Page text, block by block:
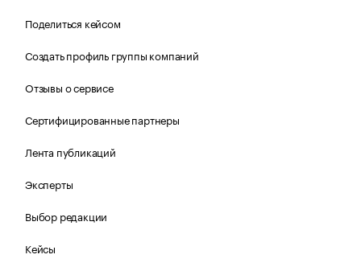
Поделиться кейсом
Создать профиль группы компаний
Отзывы о сервисе
Сертифицированные партнеры
Лента публикаций
Эксперты
Выбор редакции
Кейсы